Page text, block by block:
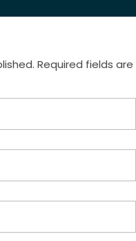
Required fields are